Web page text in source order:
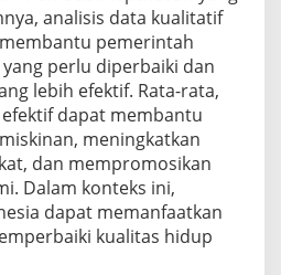
analisis data kualitatif
pemerintah
perlu diperbaiki dan
lebih efektif. Rata-rata,
dapat membantu
meningkatkan
dan mempromosikan
Dalam konteks ini,
dapat memanfaatkan
kualitas hidup